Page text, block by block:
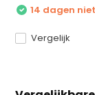
14 dagen
Vergelijk